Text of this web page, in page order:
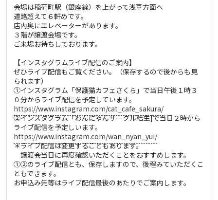
会場は稲荷町駅（銀座線）を上がって浅草方面へ
道路超えて６軒めです。
店内奥にエレベーターがあります。
３階が譲渡会場です。
ご来場お待ちしております。
【インスタグラムライブ配信のご案内】
ぜひライブ配信もご覧ください。（保存するので後からも見
られます）
①インスタグラム「保護猫カフェさくら」で当日午後１時３
０分からライブ配信を予定しています。
https://www.instagram.com/cat_cafe_sakura/
②インスタグラム「わんにゃんサークル結生]で当日２時から
ライブ配信を予定しいます。
https://www.instagram.com/wan_nyan_yui/
＊ライブ配信は変更することもあります。
譲渡会当日に再度確認いただくことをおすすめします。
①②のライブ配信とも、保存しますので、後程みていただくこ
ともできます。
お申込み先等はライブ配信最後のあたりでご案内します。